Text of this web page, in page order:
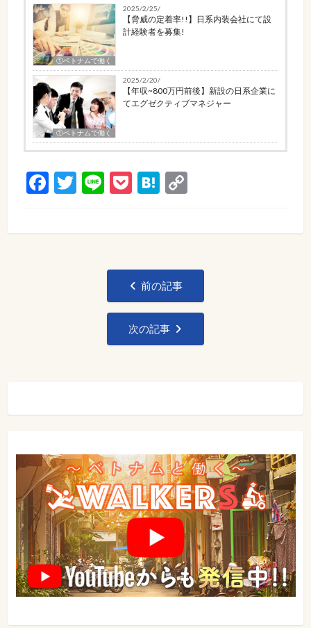
①ベトナムで働く
2025/2/25/
【脅威の定着率!!】日系内装会社にて設
計経験者を募集!
①ベトナムで働く
2025/2/20/
【年収~800万円前後】新設の日系企業に
てエグゼクティブマネジャー
Facebook
Twitter
LinePocketHatena
Copy
シ
ン
前の記事
次の記事